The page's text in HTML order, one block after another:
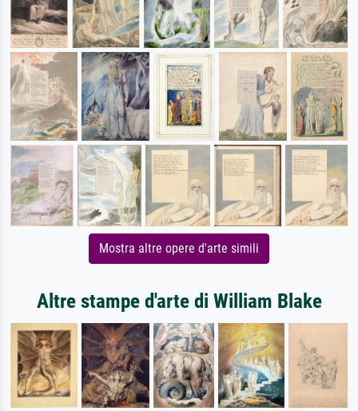
Mostra altre opere d'arte simili
Altre stampe d'arte di William Blake